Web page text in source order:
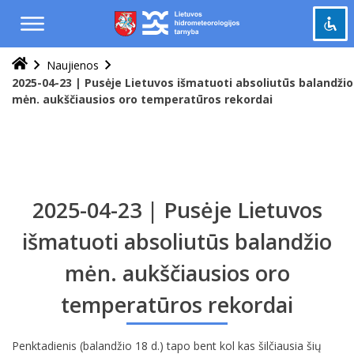
title Pažymėti antraštes
zoom_out Tolinti
brightness_high Šviesus kontrastas
Tamsus kontrastas
Grąžinti
viską
į
pradinę
būseną
cached
turinį
Naujienos
2025-04-23 | Pusėje Lietuvos išmatuoti absoliutūs balandžio
mėn. aukščiausios oro temperatūros rekordai
2025-04-23 | Pusėje Lietuvos
išmatuoti absoliutūs balandžio
mėn. aukščiausios oro
temperatūros rekordai
Penktadienis (balandžio 18 d.) tapo bent kol kas šilčiausia šių